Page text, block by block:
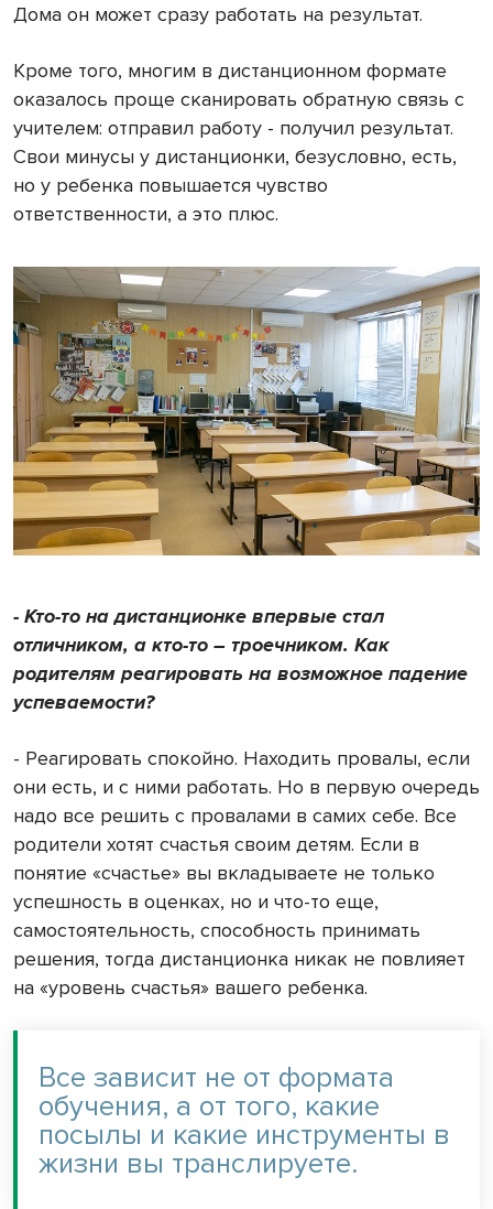
Дома он может сразу работать на результат.
Кроме того, многим в дистанционном формате
оказалось проще сканировать обратную связь с
учителем: отправил работу - получил результат.
Свои минусы у дистанционки, безусловно, есть,
но у ребенка повышается чувство
ответственности, а это плюс.
- Кто-то на дистанционке впервые стал
отличником, а кто-то – троечником. Как
родителям реагировать на возможное падение
успеваемости?
- Реагировать спокойно. Находить провалы, если
они есть, и с ними работать. Но в первую очередь
надо все решить с провалами в самих себе. Все
родители хотят счастья своим детям. Если в
понятие «счастье» вы вкладываете не только
успешность в оценках, но и что-то еще,
самостоятельность, способность принимать
решения, тогда дистанционка никак не повлияет
на «уровень счастья» вашего ребенка.
Все зависит не от формата
обучения, а от того, какие
посылы и какие инструменты в
жизни вы транслируете.